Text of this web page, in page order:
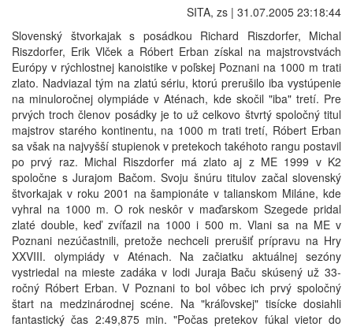
SITA, zs | 31.07.2005 23:18:44
Slovenský štvorkajak s posádkou Richard Riszdorfer, Michal
Riszdorfer, Erik Vlček a Róbert Erban získal na majstrovstvách
Európy v rýchlostnej kanoistike v poľskej Poznani na 1000 m trati
zlato. Nadviazal tým na zlatú sériu, ktorú prerušilo iba vystúpenie
na minuloročnej olympiáde v Aténach, kde skočil "iba" tretí. Pre
prvých troch členov posádky je to už celkovo štvrtý spoločný titul
majstrov starého kontinentu, na 1000 m trati tretí, Róbert Erban
sa však na najvyšší stupienok v pretekoch takéhoto rangu postavil
po prvý raz. Michal Riszdorfer má zlato aj z ME 1999 v K2
spoločne s Jurajom Bačom. Svoju šnúru titulov začal slovenský
štvorkajak v roku 2001 na šampionáte v talianskom Miláne, kde
vyhral na 1000 m. O rok neskôr v maďarskom Szegede pridal
zlaté double, keď zvíťazil na 1000 i 500 m. Vlani sa na ME v
Poznani nezúčastnili, pretože nechceli prerušiť prípravu na Hry
XXVIII. olympiády v Aténach. Na začiatku aktuálnej sezóny
vystriedal na mieste zadáka v lodi Juraja Baču skúsený už 33-
ročný Róbert Erban. V Poznani to bol vôbec ich prvý spoločný
štart na medzinárodnej scéne. Na "kráľovskej" tisícke dosiahli
fantastický čas 2:49,875 min. "Počas pretekov fúkal vietor do